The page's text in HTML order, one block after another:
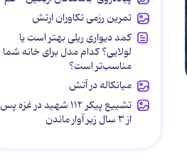
تمرین رزمی تکاوران ارتش
کمد دیواری ریلی بهتر است یا
لولایی؟ کدام مدل برای خانه شما
مناسب‌تر است؟
میانکاله در آتش
تشییع پیکر ۱۱۲ شهید در غزه پس
از ۳ سال زیر آوار ماندن